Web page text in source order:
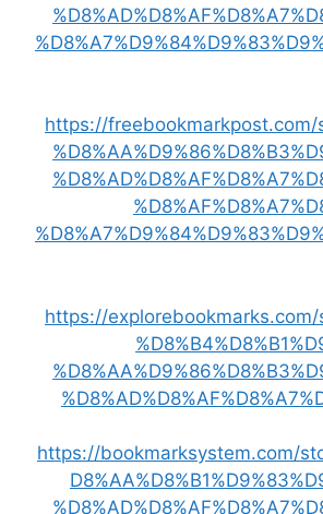
https://
https://
https://bookmarksystem.com/